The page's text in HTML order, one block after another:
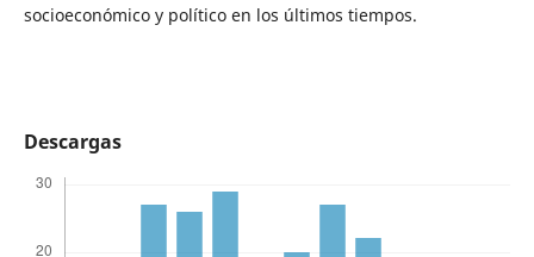
socioeconómico y político en los últimos tiempos.
Descargas